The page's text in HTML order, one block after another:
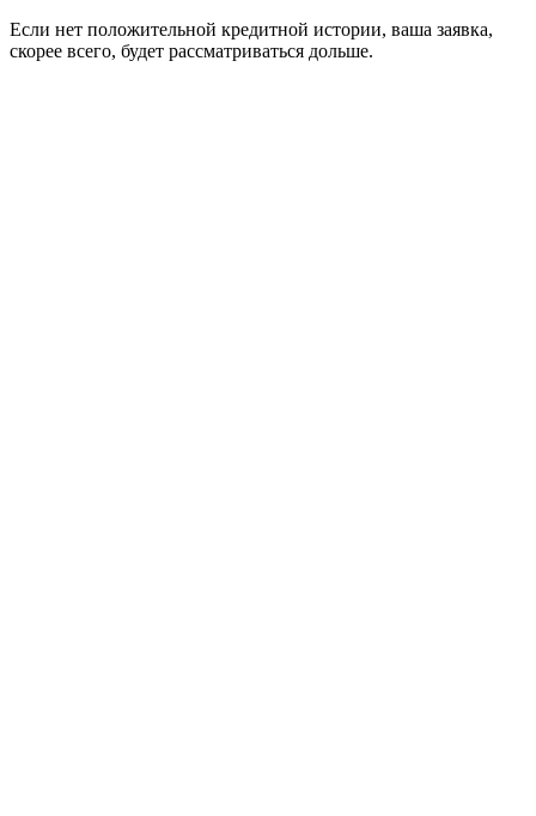
Если нет положительной кредитной истории, ваша заявка,
скорее всего, будет рассматриваться дольше.